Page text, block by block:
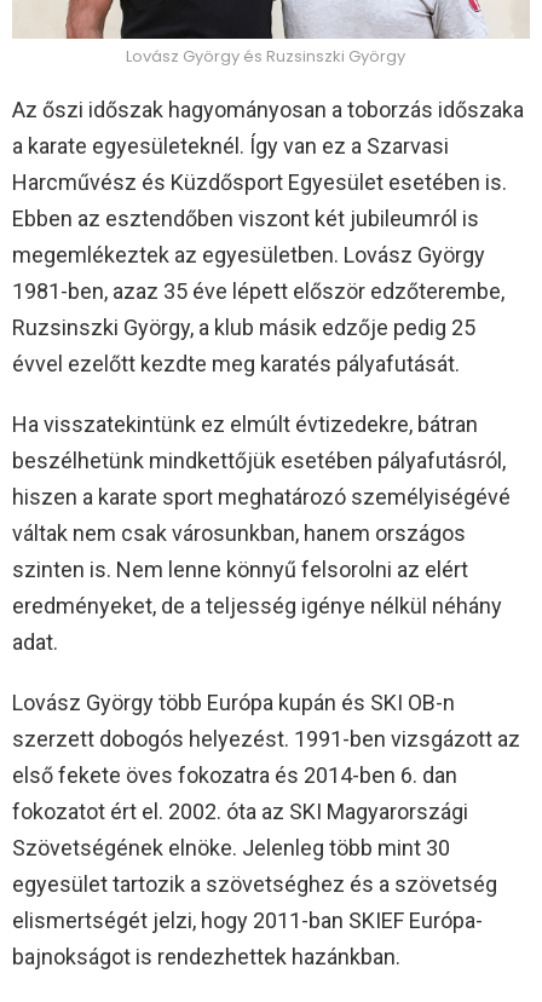
Lovász György és Ruzsinszki György
Az őszi időszak hagyományosan a toborzás időszaka
a karate egyesületeknél. Így van ez a Szarvasi
Harcművész és Küzdősport Egyesület esetében is.
Ebben az esztendőben viszont két jubileumról is
megemlékeztek az egyesületben. Lovász György
1981-ben, azaz 35 éve lépett először edzőterembe,
Ruzsinszki György, a klub másik edzője pedig 25
évvel ezelőtt kezdte meg karatés pályafutását.
Ha visszatekintünk ez elmúlt évtizedekre, bátran
beszélhetünk mindkettőjük esetében pályafutásról,
hiszen a karate sport meghatározó személyiségévé
váltak nem csak városunkban, hanem országos
szinten is. Nem lenne könnyű felsorolni az elért
eredményeket, de a teljesség igénye nélkül néhány
adat.
Lovász György több Európa kupán és SKI OB-n
szerzett dobogós helyezést. 1991-ben vizsgázott az
első fekete öves fokozatra és 2014-ben 6. dan
fokozatot ért el. 2002. óta az SKI Magyarországi
Szövetségének elnöke. Jelenleg több mint 30
egyesület tartozik a szövetséghez és a szövetség
elismertségét jelzi, hogy 2011-ban SKIEF Európa-
bajnokságot is rendezhettek hazánkban.